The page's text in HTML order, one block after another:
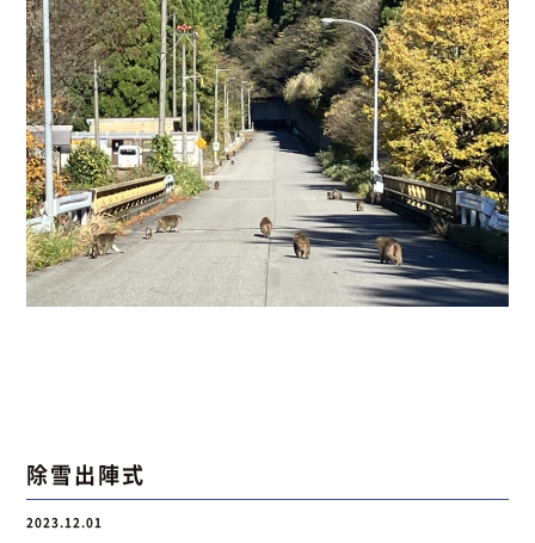
除雪出陣式
2023.12.01